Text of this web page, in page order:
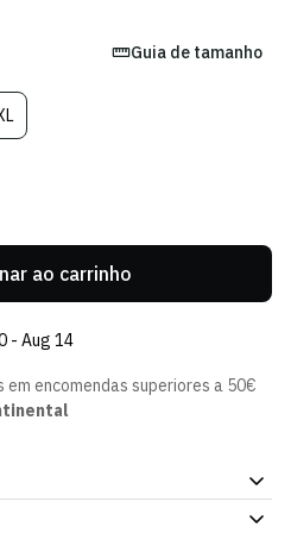
Guia de tamanho
Variante
Esgotada
ao carrinho
- Aug 14
encomendas superiores a 50€
Corte simples, para o dia a dia.